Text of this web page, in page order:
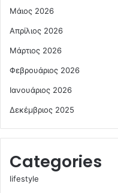
Μάιος 2026
Απρίλιος 2026
Μάρτιος 2026
Φεβρουάριος 2026
Ιανουάριος 2026
Δεκέμβριος 2025
Categories
lifestyle